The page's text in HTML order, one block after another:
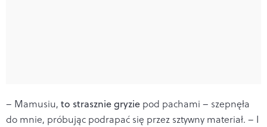
– Mamusiu, to strasznie gryzie pod pachami – szepnęła
do mnie, próbując podrapać się przez sztywny materiał. – I